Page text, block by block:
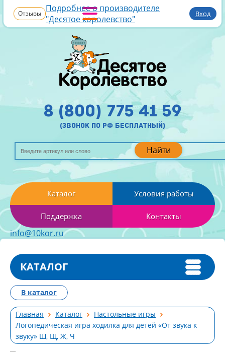
Отзывы Подробнее о производителе
"Десятое королевство"
Вход
Найти
8 (800) 775 41 59
(звонок по рф бесплатный)
Каталог Условия работы
Поддержка Контакты
info@10kor.ru
КАТАЛОГ
Главная Каталог
Настольные игры
Логопедическая игра ходилка для детей «От звука к
звуку» Ш, Щ, Ж, Ч
В каталог